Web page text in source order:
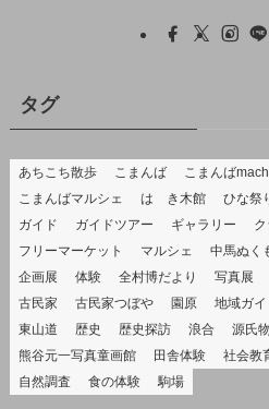
タグ
あちこち散歩 こまんば
こまんば
こまんばマルシェ
はゝき木館 ひな祭
ガイド
ガイドツアー ギャラリー
フリーマーケット
マルシェ 中馬ぬく
企画展
体験 全村博だより 写真展
古民家
古民家つぼや 園原 地域ガイ
東山道
歴史 歴史探訪 浪合 源氏
熊谷元一写真童画館
田舎体験 社会教
自然調査
食の体験 駒場